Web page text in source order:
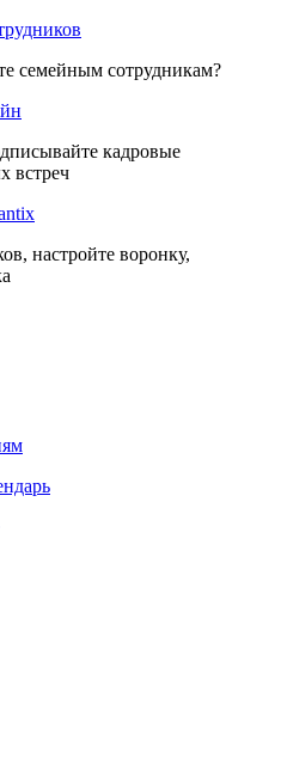
семейным сотрудникам?
кадровые
встреч
настройте воронку,